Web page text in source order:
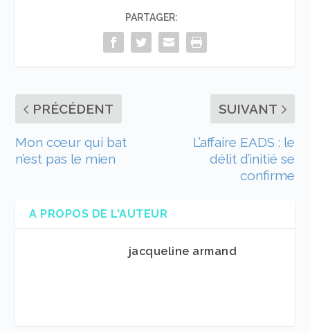
PARTAGER:
PRÉCÉDENT
Mon cœur qui bat
n’est pas le mien
SUIVANT
L’affaire EADS : le
délit d’initié se
confirme
A PROPOS DE L'AUTEUR
jacqueline armand